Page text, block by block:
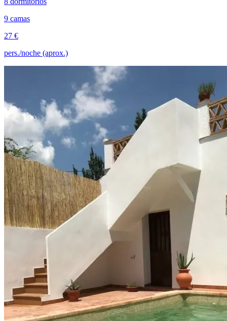
9 camas
27 €
pers./noche (aprox.)